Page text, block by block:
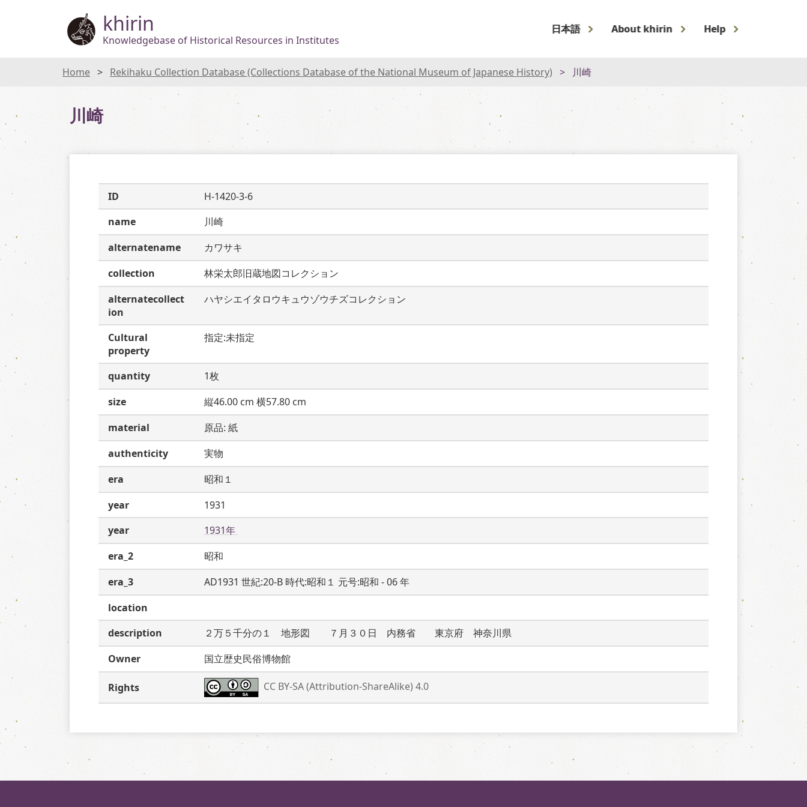
khirin
Knowledgebase of Historical Resources in Institutes
日本語 About khirin Help
Home Rekihaku Collection Database (Collections Database of the National Museum of Japanese History) 川崎
川崎
ID
H-1420-3-6
name
川崎
alternatename
カワサキ
collection
林栄太郎旧蔵地図コレクション
alternatecollect
ion
ハヤシエイタロウキュウゾウチズコレクション
Cultural
property
指定:未指定
quantity
1枚
size
縦46.00 cm 横57.80 cm
material
原品: 紙
authenticity
実物
era
昭和１
year
1931
year
1931年
era_2
昭和
era_3
AD1931 世紀:20-B 時代:昭和１ 元号:昭和 - 06 年
location
description
２万５千分の１　地形図　　７月３０日　内務省　　東京府　神奈川県
Owner
国立歴史民俗博物館
Rights CC BY-SA (Attribution-ShareAlike) 4.0